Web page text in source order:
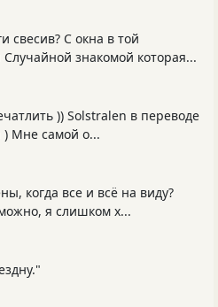
свесив? С окна в той
знакомой которая...
)) Solstralen в переводе
) Мне самой о...
когда все и всё на виду?
я слишком х...